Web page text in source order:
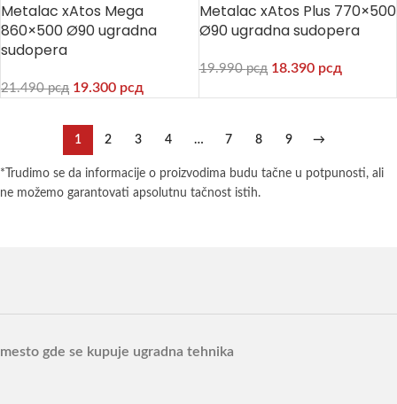
Metalac xAtos Mega
860×500 Ø90 ugradna
sudopera
21.490рсд 19.300 рсд
Metalac xAtos Plus 770×500
Ø90 ugradna sudopera
19.990рсд 18.390 рсд
1 2 3 4 … 7 8 9 →
*Trudimo se da informacije o proizvodima budu tačne u potpunosti, ali
ne možemo garantovati apsolutnu tačnost istih.
mesto gde se kupuje ugradna tehnika